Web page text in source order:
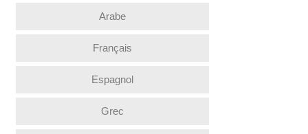
Arabe
Français
Espagnol
Grec